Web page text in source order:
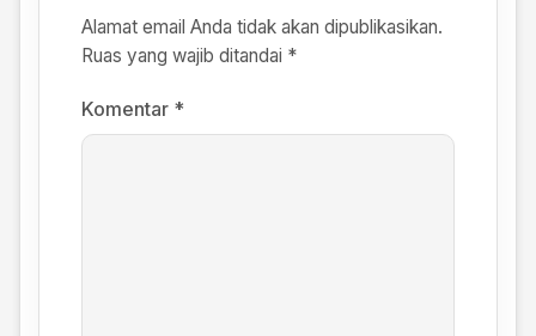
Alamat email Anda tidak akan dipublikasikan.
Ruas yang wajib ditandai *
Komentar *